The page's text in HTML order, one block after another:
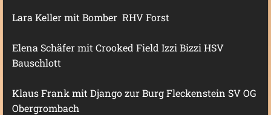
Lara Keller mit Bomber RHV Forst
Elena Schäfer mit Crooked Field Izzi Bizzi HSV
Bauschlott
Klaus Frank mit Django zur Burg Fleckenstein SV OG
Obergrombach